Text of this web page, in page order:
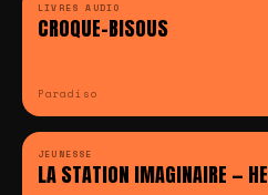
LIVRES AUDIO
CROQUE-BISOUS
Paradiso
JEUNESSE
LA STATION IMAGINAIRE —